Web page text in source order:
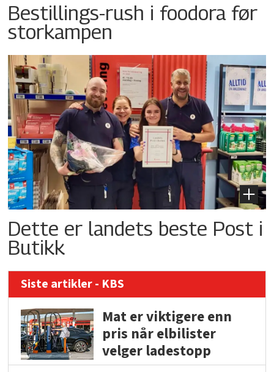
Bestillings-rush i foodora før
storkampen
Dette er landets beste Post i
Butikk
Siste artikler - KBS
Mat er viktigere enn
pris når elbilister
velger ladestopp